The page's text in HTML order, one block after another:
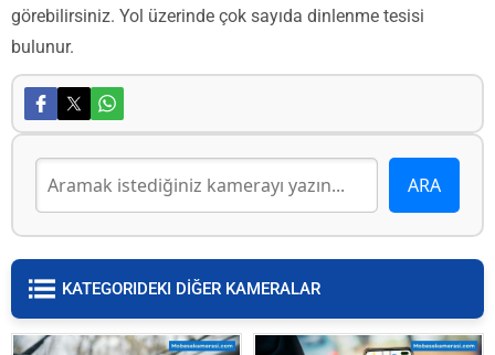
görebilirsiniz. Yol üzerinde çok sayıda dinlenme tesisi
bulunur.
KATEGORIDEKI DİĞER KAMERALAR